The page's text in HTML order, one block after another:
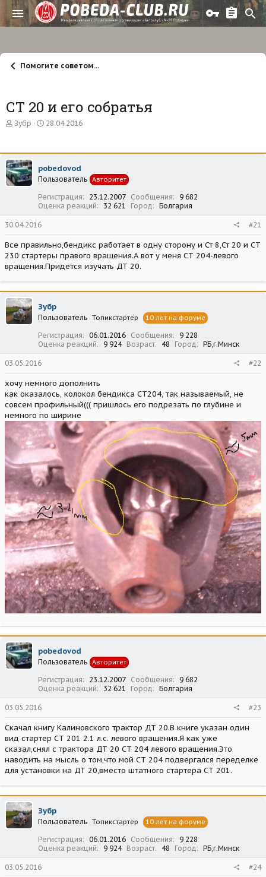
Помогите советом...
СТ 20 и его собратья
А
о
р
т
е
Зубр
Д
а
а
ч
л
а
28.04.2016
pobedovod
Пользователь Авторитет
Регистрация 23.12.2007 Сообщения
9 682
Оценка реакций
32 621 Город Болгария
30.04.2016 #21
Все правильно,бендикс работает в одну сторону и Ст 8,Ст 20 и СТ
230 стартеры правого вращения.А вот у меня СТ 204-левого
вращения.Придется изучать ДТ 20.
Зубр
Пользователь Топикстартер 10 лет на форуме
Регистрация 06.01.2016 Сообщения
9 228
Оценка реакций
9 924 Возраст 48 Город РБ,г.Минск
03.05.2016 #22
хочу немного дополнить
как оказалось, колокол бендикса СТ204, так называемый, не
совсем профильный((( пришлось его подрезать по глубине и
немного по ширине
pobedovod
Пользователь Авторитет
Регистрация 23.12.2007 Сообщения
9 682
Оценка реакций
32 621 Город Болгария
03.05.2016 #23
Скачал книгу Калиновского трактор ДТ 20.В книге указан один
вид стартер СТ 201 2.1 л.с. левого вращения.Я как уже
сказал,снял с трактора ДТ 20 СТ 204 левого вращения.Это
наводить на мысль о том,что мой СТ 204 подвергался переделке
для установки на ДТ 20,вместо штатного стартера СТ 201.
Зубр
Пользователь Топикстартер 10 лет на форуме
Регистрация 06.01.2016 Сообщения
9 228
Оценка реакций
9 924 Возраст 48 Город РБ,г.Минск
03.05.2016 #24